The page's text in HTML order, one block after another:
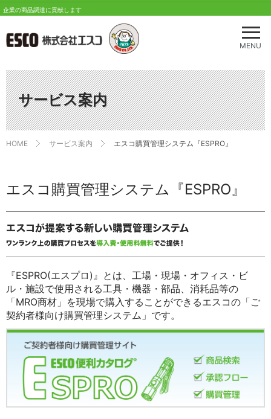
メ
ニ
を
開
く
MENU
企業の商品調達に貢献します
サービス案内
HOME サービス案内 エスコ購買管理システム『ESPRO』
エスコ購買管理システム『ESPRO』
『ESPRO(エスプロ)』とは、工場・現場・オフィス・ビ
ル・施設で使用される工具・機器・部品、消耗品等の
「MRO商材」を現場で購入することができるエスコの「ご
契約者様向け購買管理システム」です。